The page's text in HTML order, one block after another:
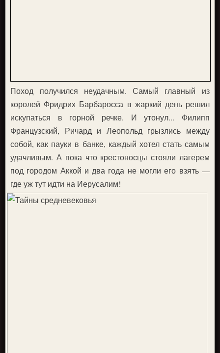
Поход получился неудачным. Самый главный из
королей Фридрих Барбаросса в жаркий день решил
искупаться в горной речке. И утонул... Филипп
Французский, Ричард и Леопольд грызлись между
собой, как пауки в банке, каждый хотел стать самым
удачливым. А пока что крестоносцы стояли лагерем
под городом Аккой и два года не могли его взять —
где уж тут идти на Иерусалим!